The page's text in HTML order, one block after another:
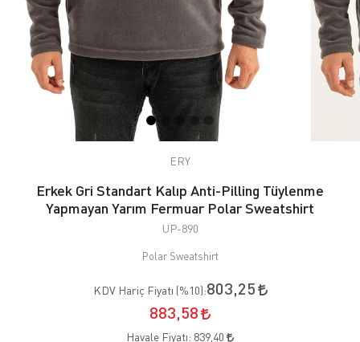
ERY
Erkek Gri Standart Kalıp Anti-Pilling Tüylenme
Yapmayan Yarım Fermuar Polar Sweatshirt
UP-890
Polar Sweatshirt
KDV Hariç Fiyatı (%10):803,25
883,58
Havale Fiyatı: 839,40